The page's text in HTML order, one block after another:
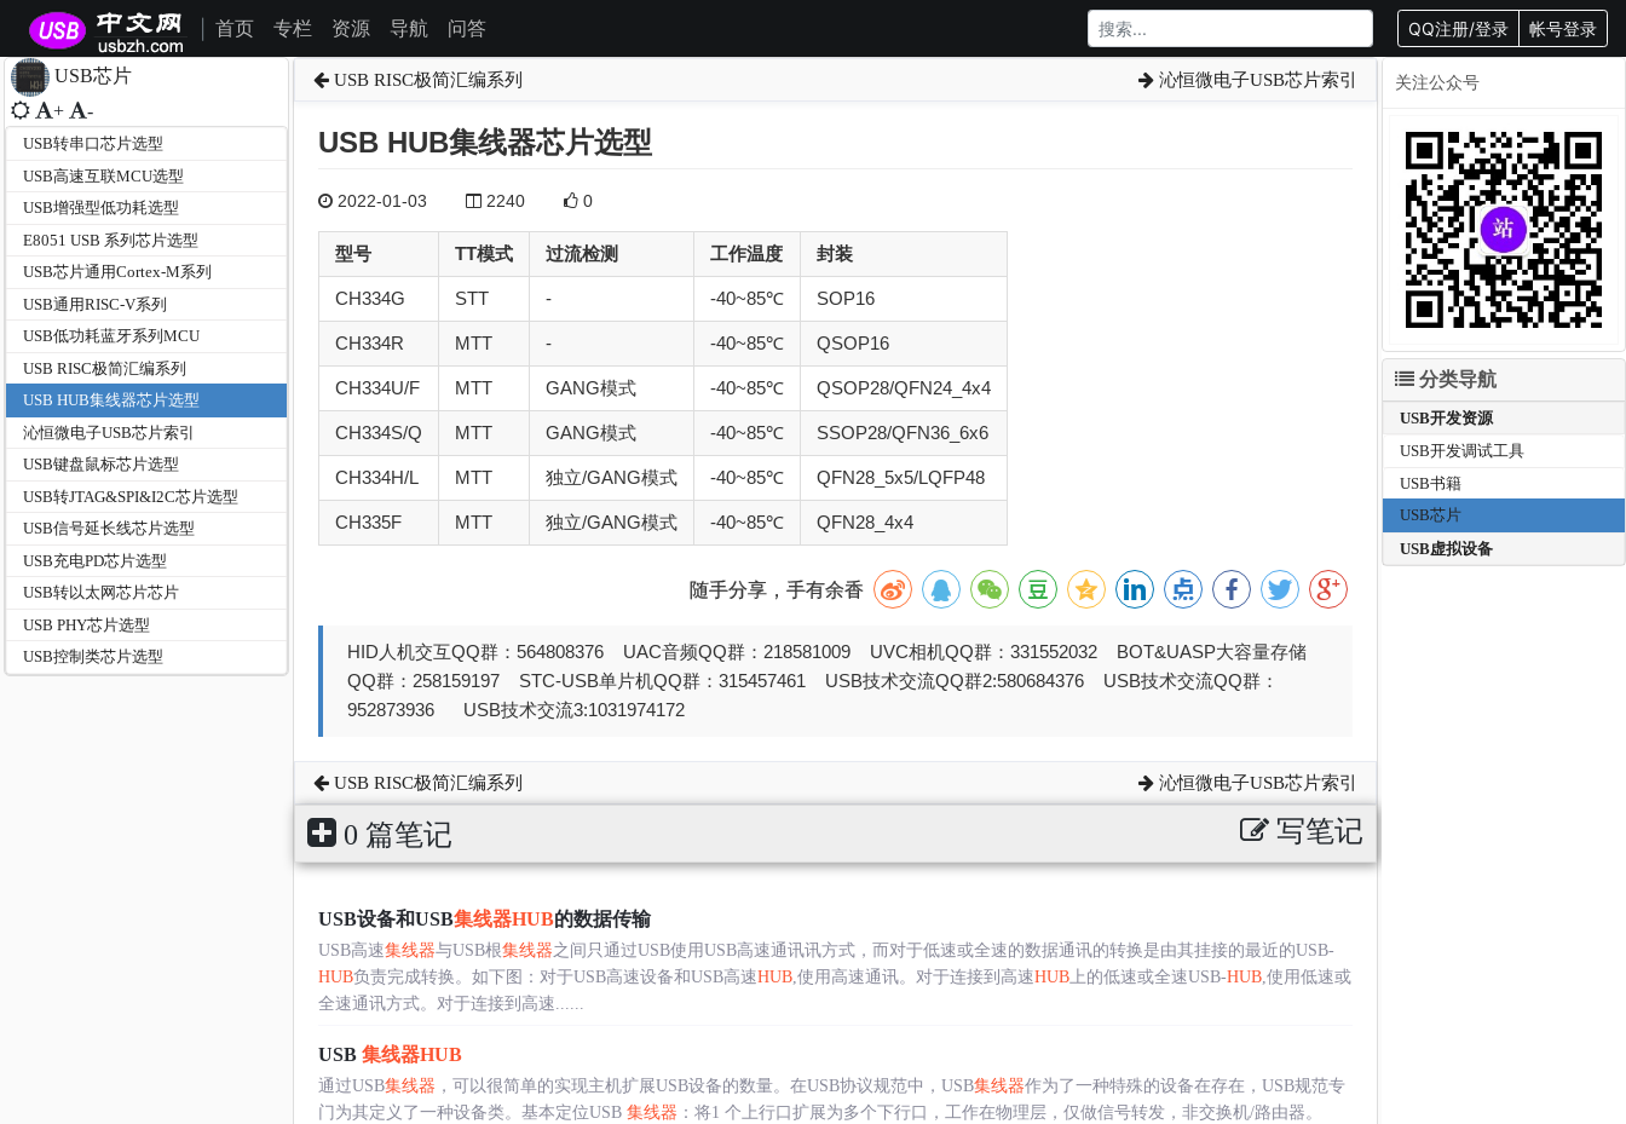
首页 专栏 资源 导航 问答 QQ注册/登录 帐号登录
USB芯片
+ -
USB转串口芯片选型
USB高速互联MCU选型
USB增强型低功耗选型
E8051 USB 系列芯片选型
USB芯片通用Cortex-M系列
USB通用RISC-V系列
USB低功耗蓝牙系列MCU
USB RISC极简汇编系列
USB HUB集线器芯片选型
沁恒微电子USB芯片索引
USB键盘鼠标芯片选型
USB转JTAG&SPI&I2C芯片选型
USB信号延长线芯片选型
USB充电PD芯片选型
USB转以太网芯片芯片
USB PHY芯片选型
USB控制类芯片选型
USB RISC极简汇编系列 沁恒微电子USB芯片索引
USB HUB集线器芯片选型
2022-01-03 2240 0
型号 TT模式 过流检测 工作温度 封装
CH334G STT - -40~85℃ SOP16
CH334R MTT - -40~85℃ QSOP16
CH334U/F MTT GANG模式 -40~85℃ QSOP28/QFN24_4x4
CH334S/Q MTT GANG模式 -40~85℃ SSOP28/QFN36_6x6
CH334H/L MTT 独立/GANG模式 -40~85℃ QFN28_5x5/LQFP48
CH335F MTT 独立/GANG模式 -40~85℃ QFN28_4x4
随手分享，手有余香
HID人机交互QQ群：564808376 UAC音频QQ群：218581009 UVC相机QQ群：331552032 BOT&UASP大容量存储
QQ群：258159197 STC-USB单片机QQ群：315457461 USB技术交流QQ群2:580684376 USB技术交流QQ群：
952873936 USB技术交流3:1031974172
USB RISC极简汇编系列 沁恒微电子USB芯片索引
0 篇笔记 写笔记
USB设备和USB集线器HUB的数据传输
USB高速集线器与USB根集线器之间只通过USB使用USB高速通讯讯方式，而对于低速或全速的数据通讯的转换是由其挂接的最近的USB-
HUB负责完成转换。如下图：对于USB高速设备和USB高速HUB,使用高速通讯。对于连接到高速HUB上的低速或全速USB-HUB,使用低速或
全速通讯方式。对于连接到高速......
USB 集线器HUB
通过USB集线器 ，可以很简单的实现主机扩展USB设备的数量。在USB协议规范中，USB集线器作为了一种特殊的设备在存在，USB规范专
门为其定义了一种设备类。基本定位USB 集线器 ：将1 个上行口扩展为多个下行口，工作在物理层，仅做信号转发，非交换机/路由器。
关注公众号
分类导航
USB开发资源
USB开发调试工具
USB书籍
USB芯片
USB虚拟设备